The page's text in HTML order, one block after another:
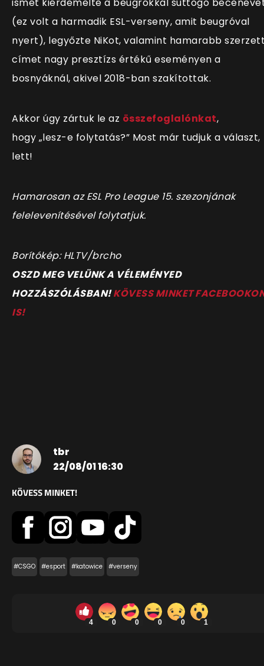
ismét kiérdemelte a beugrókkal suttogó
(ez volt a harmadik ESL-verseny, amit beugróval
nyert), legyőzte NiKot, valamint hamarabb
címet nagy presztízs értékű eseményen a
bosnyáknál, akivel 2018-ban szakítottak.
Akkor úgy zártuk le az összefoglalónkat,
hogy „lesz-e folytatás?” Most már tudjuk a választ,
lett!
Hamarosan az ESL Pro League 15. szezonjának
felelevenítésével folytatjuk.
Borítókép: HLTV/brcho
OSZD MEG VELÜNK A VÉLEMÉNYED
HOZZÁSZÓLÁSBAN!KÖVESS MINKET
IS!
tbr
22/08/01 16:30
KÖVESS MINKET!
#CSGO #esport #katowice #verseny
4 0 0 0 0 1